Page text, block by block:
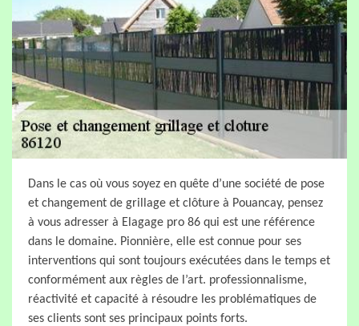
Dans le cas où vous soyez en quête d’une société de pose
et changement de grillage et clôture à Pouancay, pensez
à vous adresser à Elagage pro 86 qui est une référence
dans le domaine. Pionnière, elle est connue pour ses
interventions qui sont toujours exécutées dans le temps et
conformément aux règles de l’art. professionnalisme,
réactivité et capacité à résoudre les problématiques de
ses clients sont ses principaux points forts.